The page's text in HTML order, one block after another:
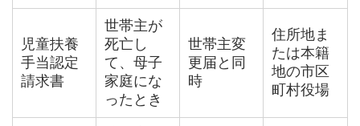
児童扶養
手当認定
請求書
世帯主が
死亡し
て、母子
家庭にな
ったとき
世帯主変
更届と同
時
住所地ま
たは本籍
地の市区
町村役場